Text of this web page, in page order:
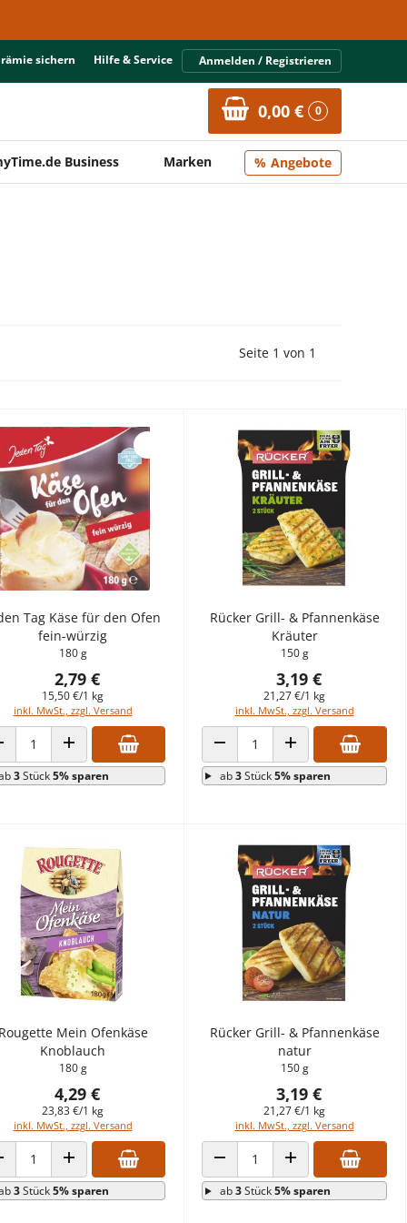
sichern Hilfe & Service Anmelden / Registrieren
0,00 € 0
Business Marken Angebote
Vorherige Seite
Seite 1 von 1
Tag Käse für den Ofen
fein-würzig
180 g
2,79 €
15,50 €/1 kg
inkl. MwSt., zzgl. Versand
VERRINGERN
ANZAHL ERHÖHEN
3Stück5% sparen
Rücker Grill- & Pfannenkäse
Kräuter
150 g
3,19 €
21,27 €/1 kg
inkl. MwSt., zzgl. Versand
ANZAHL VERRINGERNANZAHL ERHÖHEN
ab3Stück5% sparen
Mein Ofenkäse
Knoblauch
180 g
4,29 €
23,83 €/1 kg
inkl. MwSt., zzgl. Versand
VERRINGERN
ANZAHL ERHÖHEN
3Stück5% sparen
Rücker Grill- & Pfannenkäse
natur
150 g
3,19 €
21,27 €/1 kg
inkl. MwSt., zzgl. Versand
ANZAHL VERRINGERNANZAHL ERHÖHEN
ab3Stück5% sparen